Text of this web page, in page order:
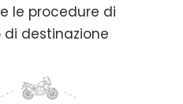
le procedure di
destinazione